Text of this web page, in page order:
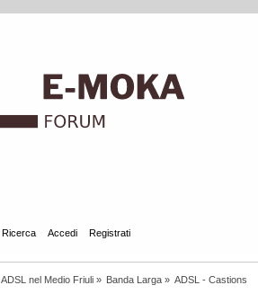
Ricerca Accedi Registrati
ADSL nel Medio Friuli» Banda Larga» ADSL - Castions